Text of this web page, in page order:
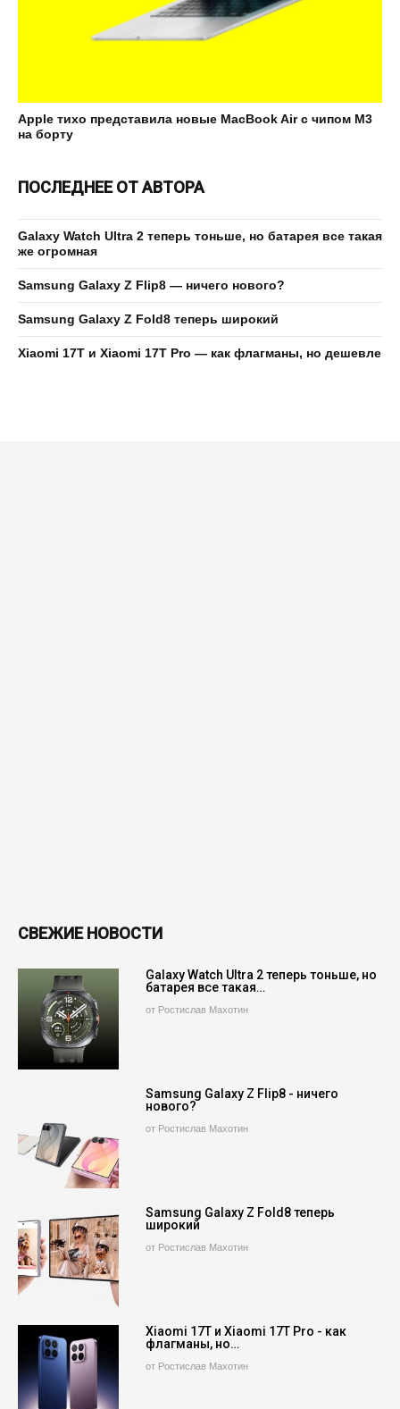
Apple тихо представила новые MacBook Air с чипом M3
на борту
ПОСЛЕДНЕЕ ОТ АВТОРА
Galaxy Watch Ultra 2 теперь тоньше, но батарея все такая
же огромная
Samsung Galaxy Z Flip8 — ничего нового?
Samsung Galaxy Z Fold8 теперь широкий
Xiaomi 17T и Xiaomi 17T Pro — как флагманы, но дешевле
СВЕЖИЕ НОВОСТИ
Galaxy Watch Ultra 2 теперь тоньше, но
батарея все такая…
от Ростислав Махотин
Samsung Galaxy Z Flip8 - ничего
нового?
от Ростислав Махотин
Samsung Galaxy Z Fold8 теперь
широкий
от Ростислав Махотин
Xiaomi 17T и Xiaomi 17T Pro - как
флагманы, но…
от Ростислав Махотин